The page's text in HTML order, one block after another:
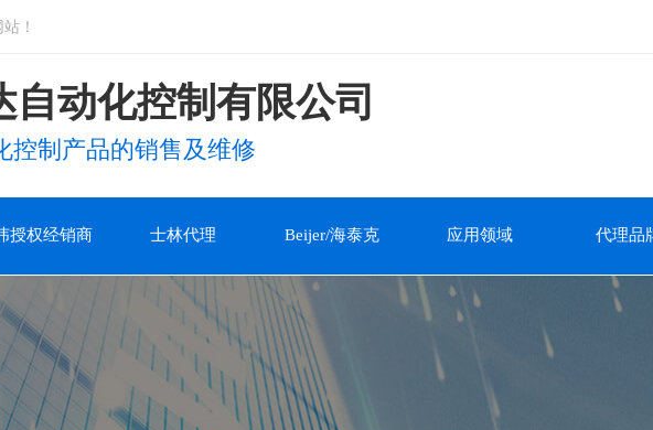
！
自动化控制有限公司
控制产品的销售及维修
授权经销商 士林代理 Beijer/海泰克 应用领域 代理品